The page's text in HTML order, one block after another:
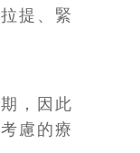
提、緊
，因此
慮的療